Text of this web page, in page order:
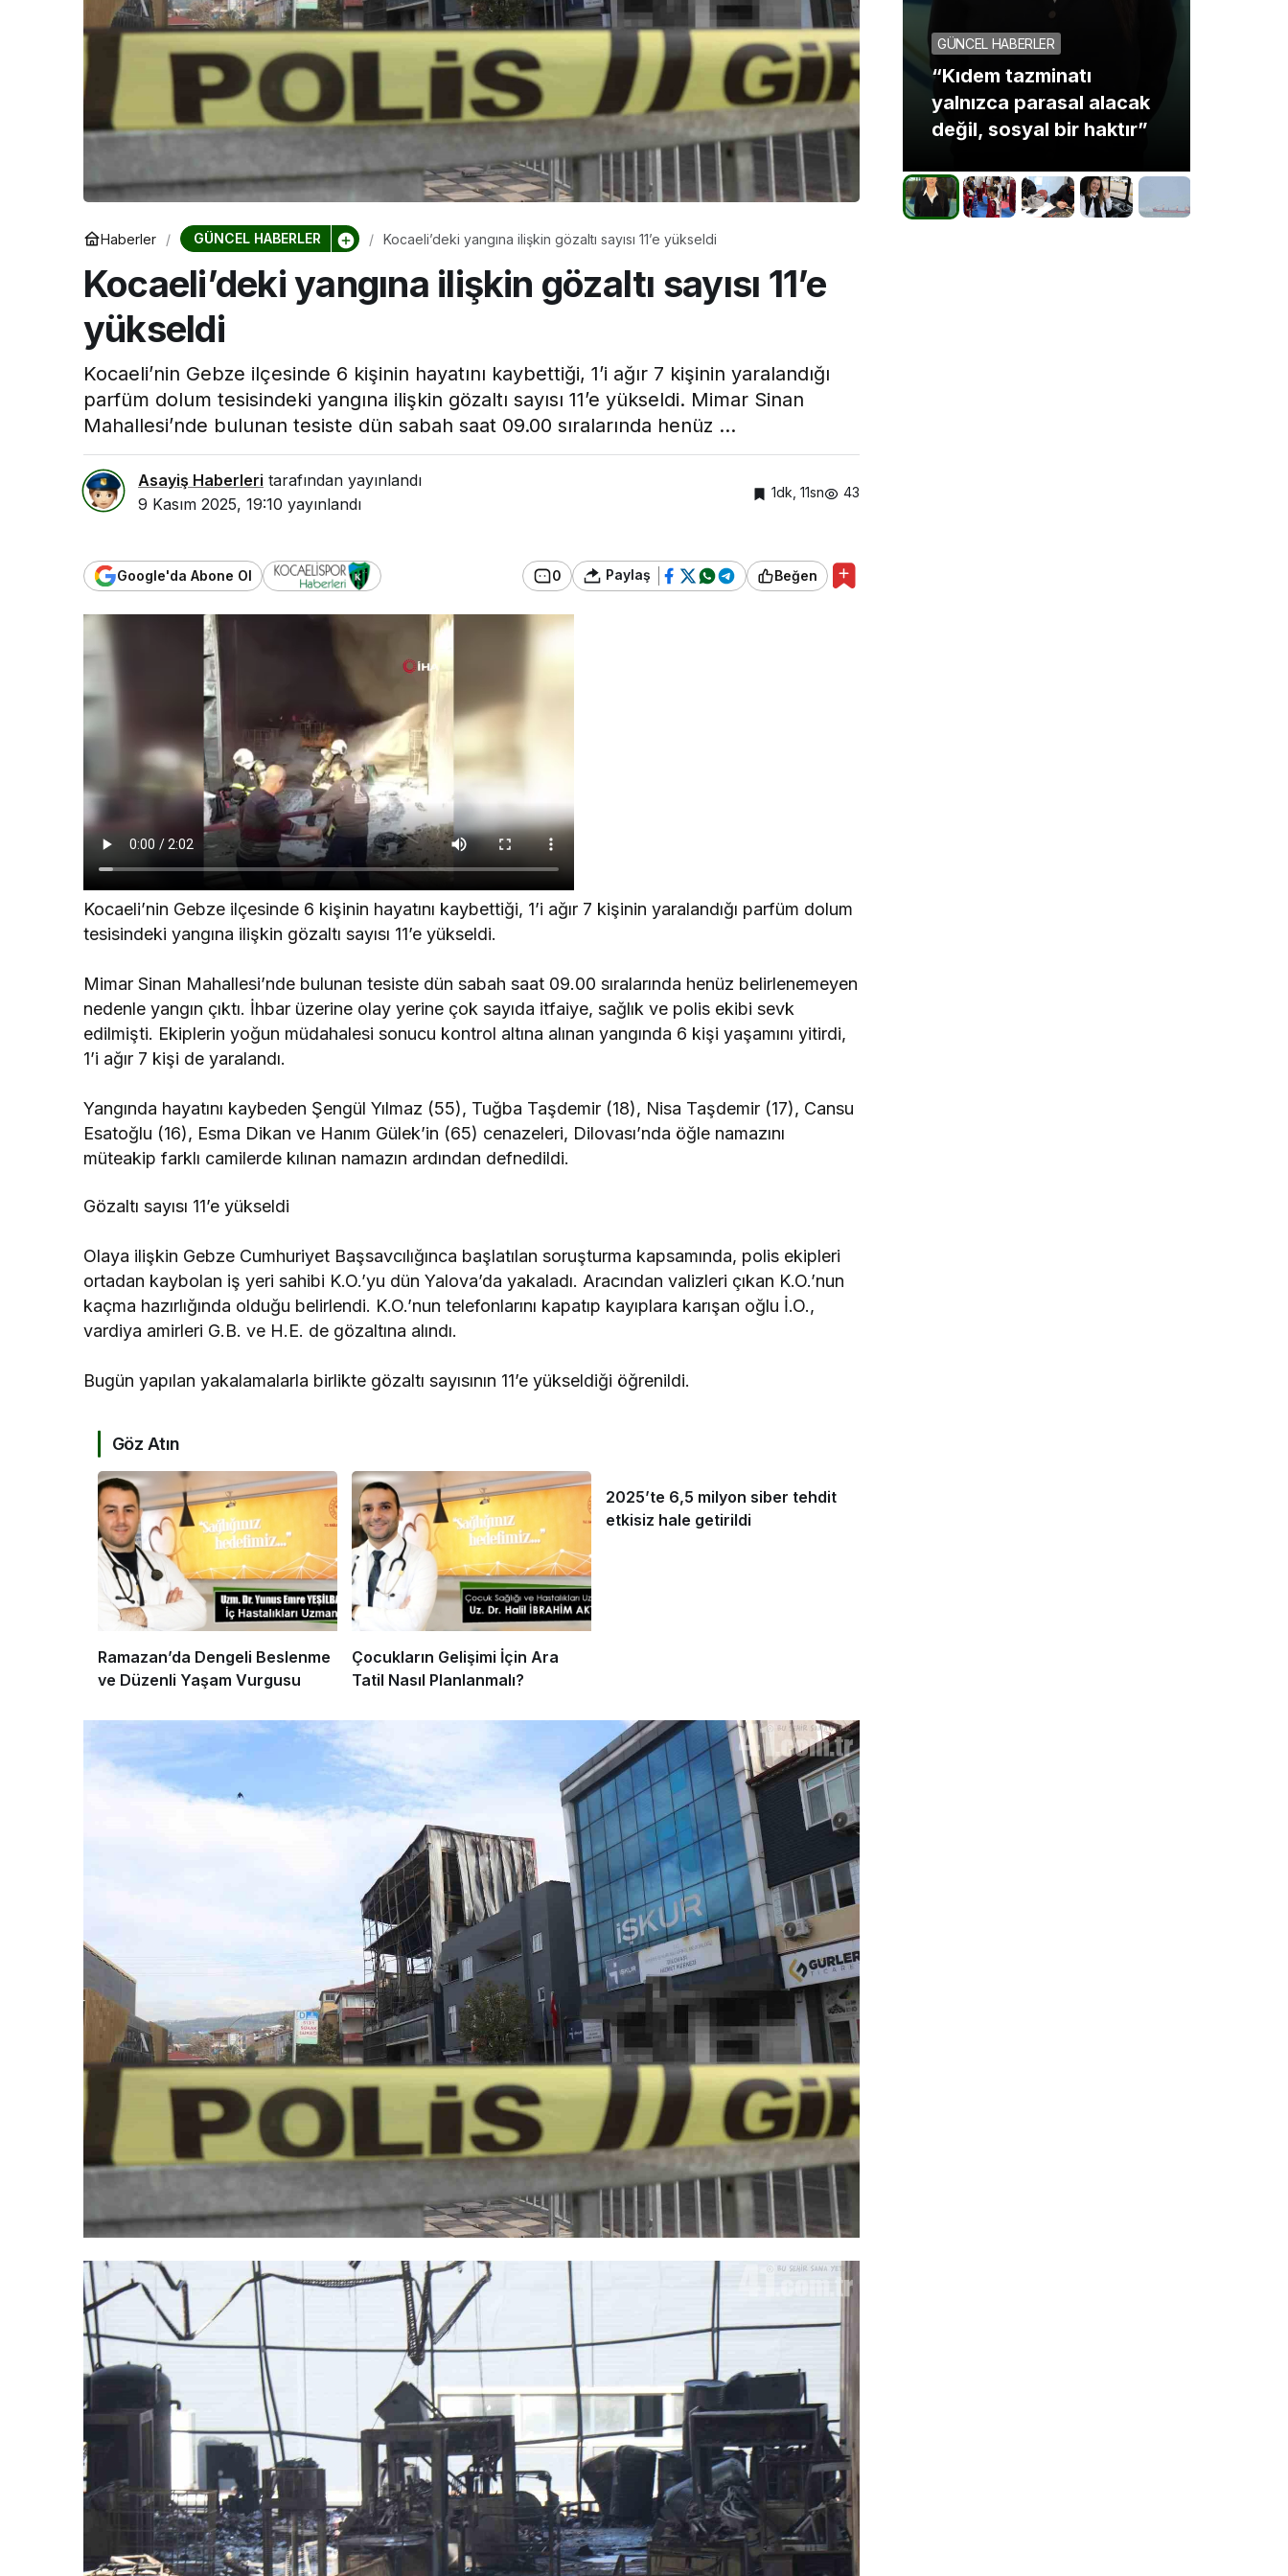
Haberler GÜNCEL HABERLER Kocaeli’deki yangına ilişkin gözaltı sayısı 11’e yükseldi
Kocaeli’deki yangına ilişkin gözaltı sayısı 11’e
yükseldi
Kocaeli’nin Gebze ilçesinde 6 kişinin hayatını kaybettiği, 1’i ağır 7 kişinin yaralandığı
parfüm dolum tesisindeki yangına ilişkin gözaltı sayısı 11’e yükseldi. Mimar Sinan
Mahallesi’nde bulunan tesiste dün sabah saat 09.00 sıralarında henüz ...
Asayiş Haberleri tarafından yayınlandı
9 Kasım 2025, 19:10 yayınlandı
1dk, 11sn 43
Google'da Abone Ol 0 Paylaş Beğen
Kocaeli’nin Gebze ilçesinde 6 kişinin hayatını kaybettiği, 1’i ağır 7 kişinin yaralandığı parfüm dolum
tesisindeki yangına ilişkin gözaltı sayısı 11’e yükseldi.
Mimar Sinan Mahallesi’nde bulunan tesiste dün sabah saat 09.00 sıralarında henüz belirlenemeyen
nedenle yangın çıktı. İhbar üzerine olay yerine çok sayıda itfaiye, sağlık ve polis ekibi sevk
edilmişti. Ekiplerin yoğun müdahalesi sonucu kontrol altına alınan yangında 6 kişi yaşamını yitirdi,
1’i ağır 7 kişi de yaralandı.
Yangında hayatını kaybeden Şengül Yılmaz (55), Tuğba Taşdemir (18), Nisa Taşdemir (17), Cansu
Esatoğlu (16), Esma Dikan ve Hanım Gülek’in (65) cenazeleri, Dilovası’nda öğle namazını
müteakip farklı camilerde kılınan namazın ardından defnedildi.
Gözaltı sayısı 11’e yükseldi
Olaya ilişkin Gebze Cumhuriyet Başsavcılığınca başlatılan soruşturma kapsamında, polis ekipleri
ortadan kaybolan iş yeri sahibi K.O.’yu dün Yalova’da yakaladı. Aracından valizleri çıkan K.O.’nun
kaçma hazırlığında olduğu belirlendi. K.O.’nun telefonlarını kapatıp kayıplara karışan oğlu İ.O.,
vardiya amirleri G.B. ve H.E. de gözaltına alındı.
Bugün yapılan yakalamalarla birlikte gözaltı sayısının 11’e yükseldiği öğrenildi.
Göz Atın
Ramazan’da Dengeli Beslenme
ve Düzenli Yaşam Vurgusu
Çocukların Gelişimi İçin Ara
Tatil Nasıl Planlanmalı?
2025’te 6,5 milyon siber tehdit
etkisiz hale getirildi
Kocaeli Devlet Hastanesi
Ramazan’da Dengeli
Beslenme ve Düzenli
Yaşam Vurgusu
Kocaeli Devlet Hastanesi
Çocukların Gelişimi İçin
Ara Tatil Nasıl
Planlanmalı?
GÜNCEL HABERLER
2025’te 6,5 milyon siber
tehdit etkisiz hale
getirildi
GÜNCEL HABERLER
“Kıdem tazminatı
yalnızca parasal alacak
değil, sosyal bir haktır”